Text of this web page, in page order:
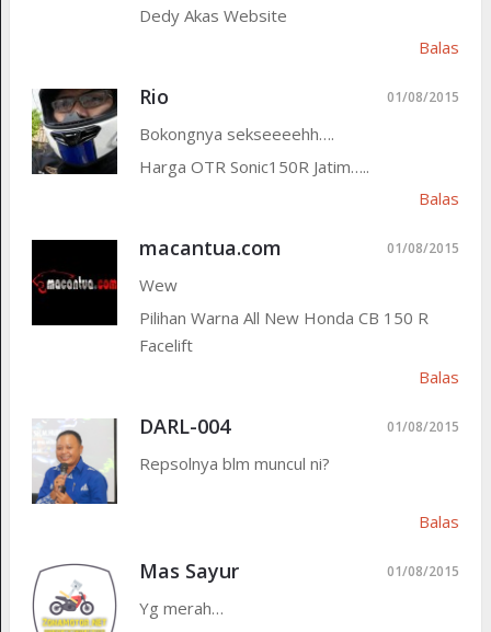
Dedy Akas Website
Balas
Rio 01/08/2015
Bokongnya sekseeeehh….
Harga OTR Sonic150R Jatim…..
Balas
macantua.com 01/08/2015
Wew
Pilihan Warna All New Honda CB 150 R
Facelift
Balas
DARL-004 01/08/2015
Repsolnya blm muncul ni?
Balas
Mas Sayur 01/08/2015
Yg merah…